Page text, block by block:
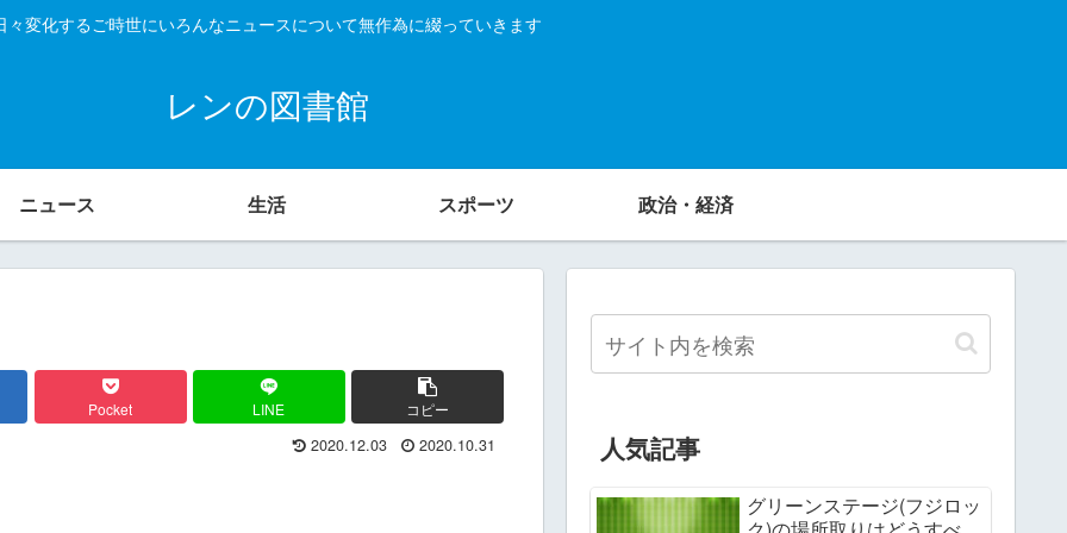
々変化するご時世にいろんなニュースについて無作為に綴っていきます
レンの図書館
ニュース 生活 スポーツ 政治・経済
Pocket LINE コピー
2020.12.03 2020.10.31 人気記事
グリーンステージ(フジロッ